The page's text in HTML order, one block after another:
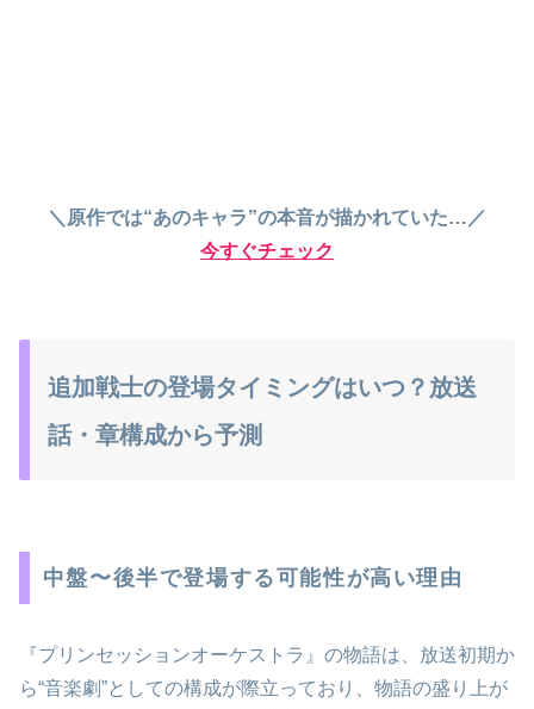
＼原作では“あのキャラ”の本音が描かれていた…／
今すぐチェック
追加戦士の登場タイミングはいつ？放送
話・章構成から予測
中盤〜後半で登場する可能性が高い理由
『プリンセッションオーケストラ』の物語は、放送初期か
ら“音楽劇”としての構成が際立っており、物語の盛り上が